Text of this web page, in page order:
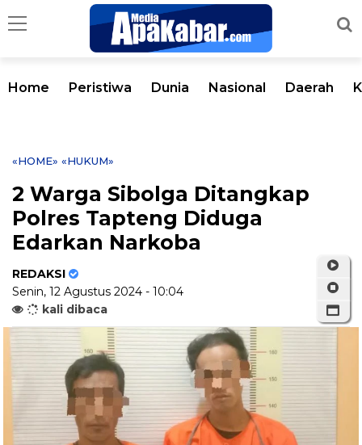
Home Peristiwa Dunia Nasional Daerah
«HOME» «HUKUM»
2 Warga Sibolga Ditangkap
Polres Tapteng Diduga
Edarkan Narkoba
REDAKSI
Senin, 12 Agustus 2024 - 10:04
kali dibaca